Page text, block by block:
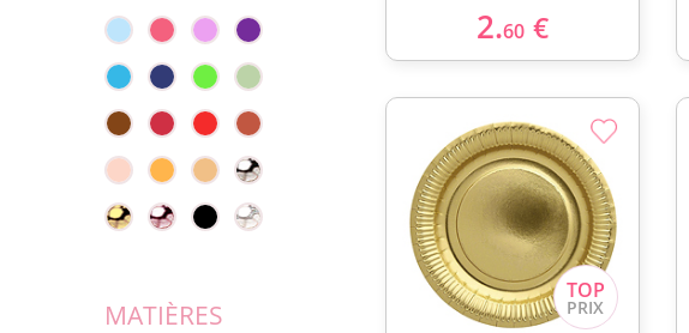
MATIÈRES
2.60 €